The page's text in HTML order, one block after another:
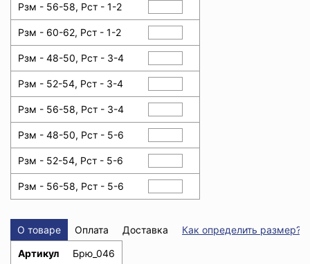
Рзм - 56-58, Рст - 1-2
Рзм - 60-62, Рст - 1-2
Рзм - 48-50, Рст - 3-4
Рзм - 52-54, Рст - 3-4
Рзм - 56-58, Рст - 3-4
Рзм - 48-50, Рст - 5-6
Рзм - 52-54, Рст - 5-6
Рзм - 56-58, Рст - 5-6
О товаре Оплата Доставка
Как определить размер?
Артикул
Брю_046